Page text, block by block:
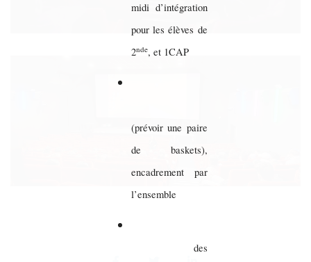
midi d’intégration
pour les élèves de
2nde, et 1CAP
(prévoir une paire
de baskets),
encadrement par
l’ensemble
des